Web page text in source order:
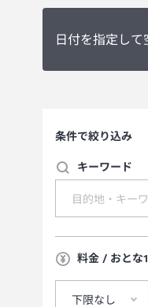
日付を指定し
条件で絞り込み
キーワード
料金 / おとな
下限なし